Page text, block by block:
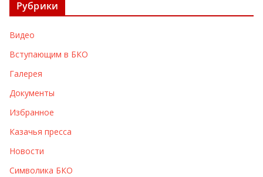
ы
Рубрики
Видео
Вступающим в БКО
Галерея
Документы
Избранное
Казачья пресса
Новости
Символика БКО